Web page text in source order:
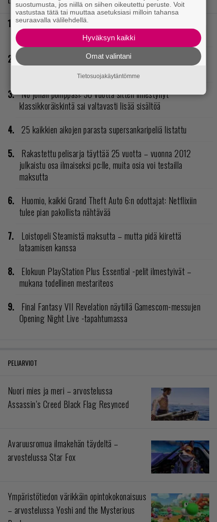
Nyt ilmaiseksi Steamissa – nappaa tämä avaruusseikkailu
Rakastettu julkaisija täyttää 40 vuotta, valtavat alet
käynnissä – hanki itsellesi klassikoita pikkurahalla
No johan pomppasi: 30 vuotta sitten ilmestynyt
klassikkoräiskintä sai valtavasti lisää sisältöä
25 kaikkien aikojen parasta supersankaripeliä listattu
Rakastettu pelisarja täyttää 25 vuotta – vuonna 2012
julkaistu osa ilmaiseksi pc:lle, muita osia voi testailla
maksutta
Huomio, kaikki Grand Theft Auto 6:n odottajat: Netflixiin
tulee pian pakollista nähtävää
Loistopeli Steamistä maksutta – mutta pidä kiirettä
lataamisen kanssa
Elokuun PlayStation Plus Essential -pelit ilmestyivät –
mukana todellinen mestariteos
Final Fantasy VII Revelation näytillä Gamescom-messujen
Opening Night Live -tapahtumassa
PELIARVIOT
Nuori mies ja meri – arvostelussa
Assassin’s Creed Black Flag Resynced
Avaruusromua ilmakehän täydeltä –
arvostelussa Star Fox
Ympäristötiedon värikkäin opintokokonaisuus
– arvostelussa Yoshi and the Mysterious
suostumusta, jos niillä on siihen oikeutettu peruste. Voit
vastustaa tätä tai muuttaa asetuksiasi milloin tahansa
seuraavalla välilehdellä.
Hyväksyn kaikki
Omat valintani
Tietosuojakäytäntömme